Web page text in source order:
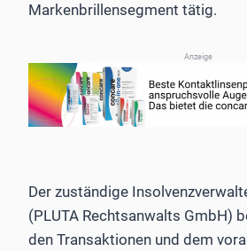
Markenbrillensegment tätig.
Anzeige
Der zuständige
(PLUTA Rechtsanwalts GmbH)
den Transaktionen und dem